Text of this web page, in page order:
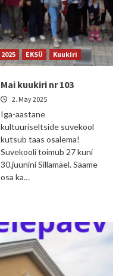
2025 EKSÜ Kuukiri
Mai kuukiri nr 103
2. May 2025
Iga-aastane
kultuuriseltside suvekool
kutsub taas osalema!
Suvekooli toimub 27 kuni
30.juunini Sillamäel. Saame
osa ka…